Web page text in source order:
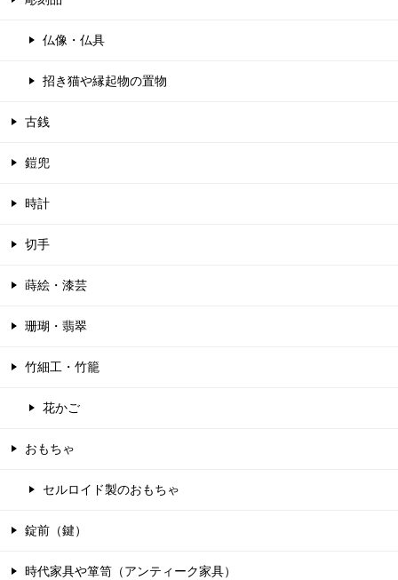
仏像・仏具
招き猫や縁起物の置物
古銭
鎧兜
時計
切手
蒔絵・漆芸
珊瑚・翡翠
竹細工・竹籠
花かご
おもちゃ
セルロイド製のおもちゃ
錠前（鍵）
時代家具や箪笥（アンティーク家具）